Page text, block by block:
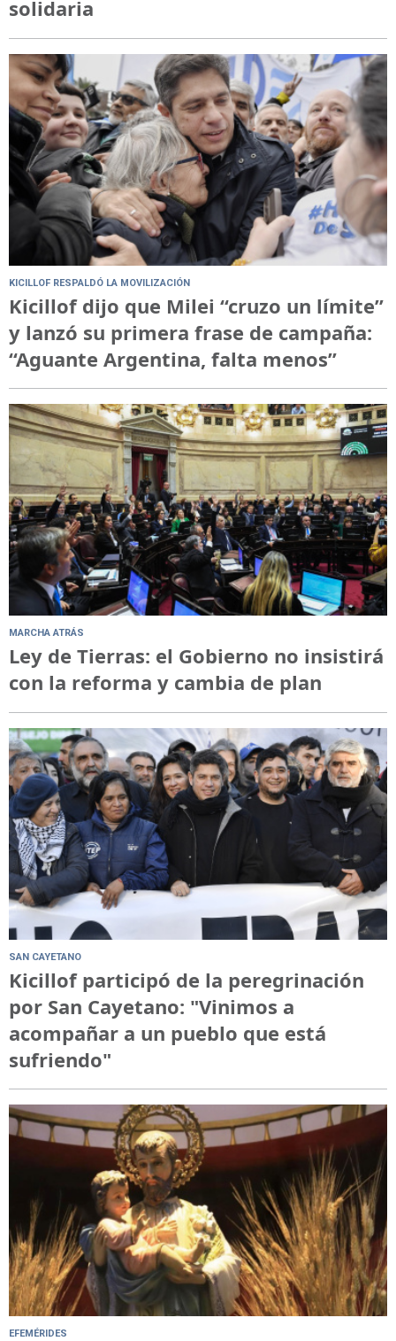
solidaria
KICILLOF RESPALDÓ LA MOVILIZACIÓN
Kicillof dijo que Milei “cruzo un límite”
y lanzó su primera frase de campaña:
“Aguante Argentina, falta menos”
MARCHA ATRÁS
Ley de Tierras: el Gobierno no insistirá
con la reforma y cambia de plan
SAN CAYETANO
Kicillof participó de la peregrinación
por San Cayetano: "Vinimos a
acompañar a un pueblo que está
sufriendo"
EFEMÉRIDES